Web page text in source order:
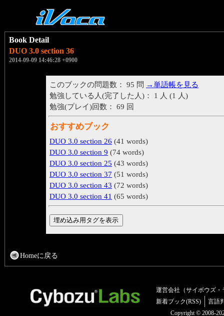
Book Detail
DUO 3.0 section 36
2014-09-09 14:46:28 +0900
このブックの問題数： 95 問 →単語帳を見る
勉強している人(完了した人)： 1 人 (1 人)
勉強(プレイ)回数： 69 回
おすすめブック
DUO 3.0 section 26 (41 words)
DUO 3.0 section 9 (74 words)
DUO 3.0 section 25 (43 words)
DUO 3.0 section 37 (51 words)
DUO 3.0 section 43 (72 words)
DUO 3.0 section 41 (65 words)
Homeに戻る
運営会社（サイボウズ・
新着ブック(RSS)
言語
Copyright © 2008-